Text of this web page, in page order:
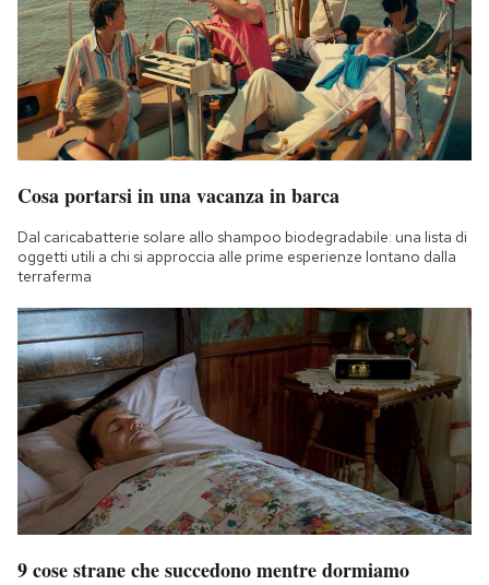
Cosa portarsi in una vacanza in barca
Dal caricabatterie solare allo shampoo biodegradabile: una lista di
oggetti utili a chi si approccia alle prime esperienze lontano dalla
terraferma
9 cose strane che succedono mentre dormiamo